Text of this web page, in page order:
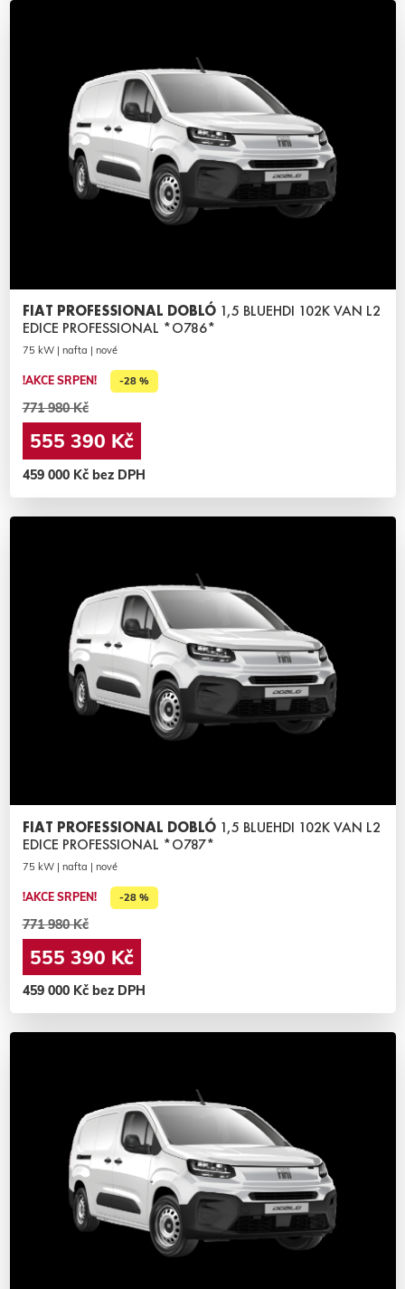
FIAT PROFESSIONAL DOBLÓ 1,5 BLUEHDI 102K VAN L2
EDICE PROFESSIONAL *O786*
75 kW | nafta | nové
!AKCE SRPEN! -28 %
771 980 Kč
555 390 Kč
459 000 Kč bez DPH
FIAT PROFESSIONAL DOBLÓ 1,5 BLUEHDI 102K VAN L2
EDICE PROFESSIONAL *O787*
75 kW | nafta | nové
!AKCE SRPEN! -28 %
771 980 Kč
555 390 Kč
459 000 Kč bez DPH